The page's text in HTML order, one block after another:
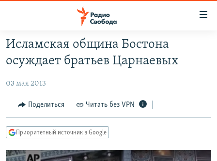
упрощенного
доступа
содержанию
Вернутся
навигации
ПОДКАСТЫ
АВТОРСКИЕ ПРОЕКТЫ
ЦИТАТЫ СВОБОДЫ
КУЛЬТУРА
IDEL.РЕАЛИИ
Исламская община Бостона
осуждает братьев Царнаевых
03 мая 2013
Поделиться Читать без VPN
Приоритетный источник в Google